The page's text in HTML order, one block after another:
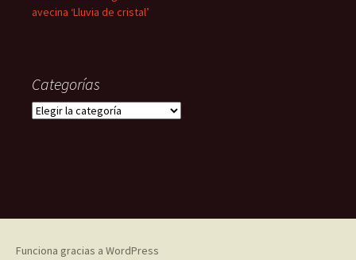
avecina ‘Lluvia de cristal’
Categorías
Categorías
Funciona gracias a WordPress